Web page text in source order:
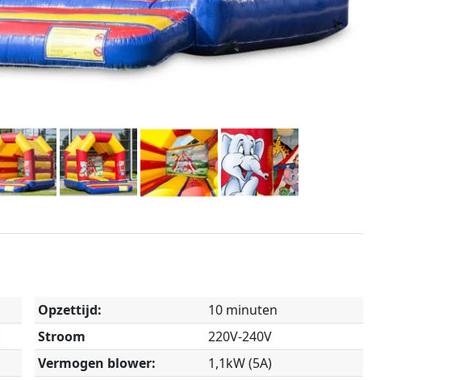
Opzettijd:
10 minuten
Stroom
220V-240V
Vermogen blower:
1,1kW (5A)